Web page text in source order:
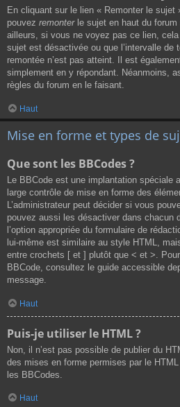
En cliquant sur le lien « Remonter le
pouvez remonterle sujet en haut du forum
ailleurs, si vous ne voyez pas ce lien,
sujet est désactivée ou que l’intervalle de
remontée n’est pas atteint. Il est
simplement en y répondant. Néanmoins,
règles du forum en le faisant.
Haut
Mise en forme et types de
Que sont les BBCodes ?
Le BBCode est une implantation spéciale
large contrôle de mise en forme des
L’administrateur peut décider si vous
pouvez aussi les désactiver dans chacun
l’option appropriée du formulaire de
lui-même est similaire au style HTML,
entre crochets [ et ] plutôt que < et >.
BBCode, consultez le guide accessible
message.
Haut
Puis-je utiliser le HTML ?
Non, il n’est pas possible de publier du
des mises en forme permises par le
les BBCodes.
Haut